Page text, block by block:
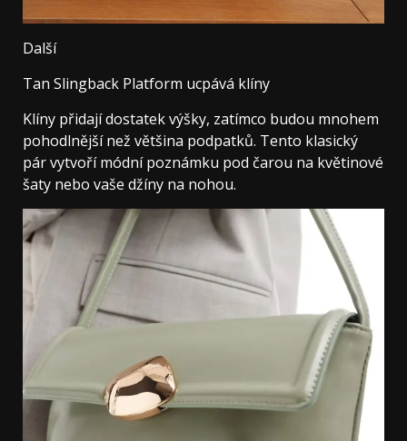
Další
Tan Slingback Platform ucpává klíny
Klíny přidají dostatek výšky, zatímco budou mnohem
pohodlnější než většina podpatků. Tento klasický
pár vytvoří módní poznámku pod čarou na květinové
šaty nebo vaše džíny na nohou.